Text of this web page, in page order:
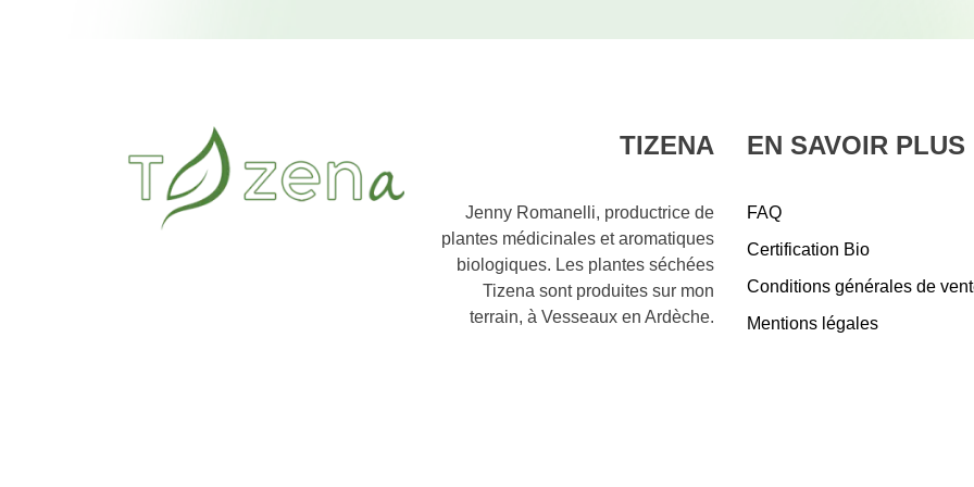
TIZENA
Jenny Romanelli, productrice de
plantes médicinales et aromatiques
biologiques. Les plantes séchées
Tizena sont produites sur mon
terrain, à Vesseaux en Ardèche.
EN SAVOIR PLUS
FAQ
Certification Bio
Conditions générales de
Mentions légales